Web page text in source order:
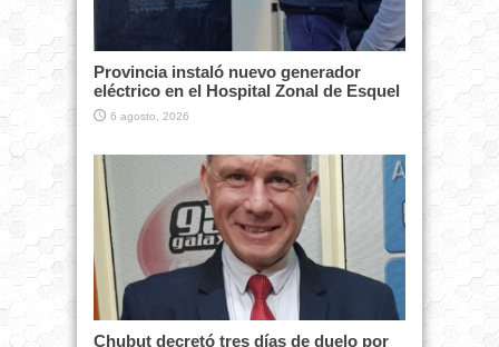
Provincia instaló nuevo generador
eléctrico en el Hospital Zonal de Esquel
6 agosto, 2026
Chubut decretó tres días de duelo por